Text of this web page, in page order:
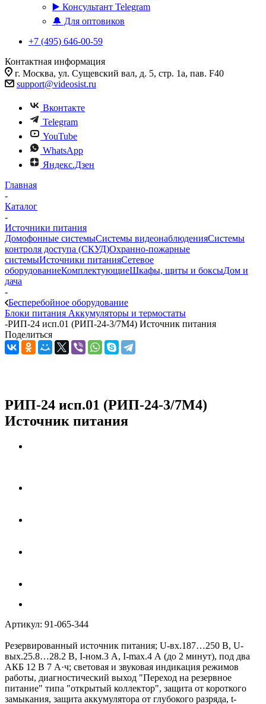
▶️ Консультант Telegram
🔔 Для оптовиков
+7 (495) 646-00-59
Контактная информация
г. Москва, ул. Сущевский вал, д. 5, стр. 1а, пав. F40
support@videosist.ru
Вконтакте
Telegram
YouTube
WhatsApp
Яндекс.Дзен
Главная
-
Каталог
-
Источники питания
Домофонные системыСистемы видеонаблюденияСистемы
контроля доступа (СКУД)Охранно-пожарные
системыИсточники питанияСетевое
оборудованиеКомплектующиеШкафы, щиты и боксыДом и
дача
-
Бесперебойное оборудование
Блоки питания Аккумуляторы и термостаты
-РИП-24 исп.01 (РИП-24-3/7М4) Источник питания
Поделиться
РИП-24 исп.01 (РИП-24-3/7М4)
Источник питания
Артикул: 91-065-344
Резервированный источник питания; U-вх.187…250 В, U-
вых.25.8…28.2 В, I-ном.3 А, I-max.4 А (до 2 минут), под два
АКБ 12 В 7 А·ч; световая и звуковая индикация режимов
работы, диагностический выход "Переход на резервное
питание" типа "открытый коллектор", защита от короткого
замыкания, защита аккумулятора от глубокого разряда, t-